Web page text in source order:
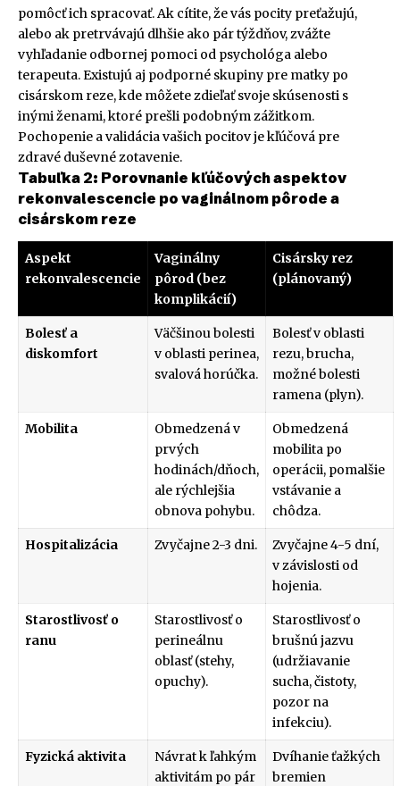
pomôcť ich spracovať. Ak cítite, že vás pocity preťažujú,
alebo ak pretrvávajú dlhšie ako pár týždňov, zvážte
vyhľadanie odbornej pomoci od psychológa alebo
terapeuta. Existujú aj podporné skupiny pre matky po
cisárskom reze, kde môžete zdieľať svoje skúsenosti s
inými ženami, ktoré prešli podobným zážitkom.
Pochopenie a validácia vašich pocitov je kľúčová pre
zdravé duševné zotavenie.
Tabuľka 2: Porovnanie kľúčových aspektov
rekonvalescencie po vaginálnom pôrode a
cisárskom reze
Aspekt
rekonvalescencie
Vaginálny
pôrod (bez
komplikácií)
Cisársky rez
(plánovaný)
Bolesť a
diskomfort
Väčšinou bolesti
v oblasti perinea,
svalová horúčka.
Bolesť v oblasti
rezu, brucha,
možné bolesti
ramena (plyn).
Mobilita
Obmedzená v
prvých
hodinách/dňoch,
ale rýchlejšia
obnova pohybu.
Obmedzená
mobilita po
operácii, pomalšie
vstávanie a
chôdza.
Hospitalizácia Zvyčajne 2-3 dni.
Zvyčajne 4-5 dní,
v závislosti od
hojenia.
Starostlivosť o
ranu
Starostlivosť o
perineálnu
oblasť (stehy,
opuchy).
Starostlivosť o
brušnú jazvu
(udržiavanie
sucha, čistoty,
pozor na
infekciu).
Fyzická aktivita
Návrat k ľahkým
aktivitám po pár
Dvíhanie ťažkých
bremien